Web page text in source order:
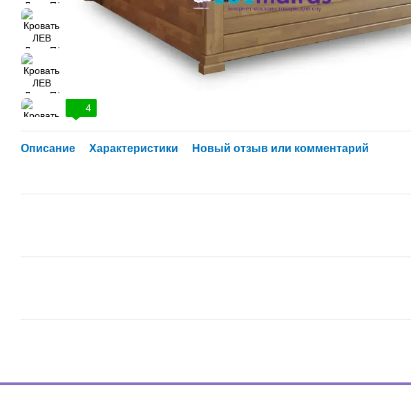
4
Описание Характеристики Новый отзыв или комментарий